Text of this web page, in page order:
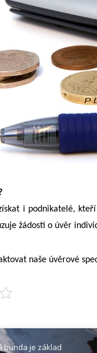
i podnikatelé,
žádosti o úvěr
naše úvěrové
bunda je základ